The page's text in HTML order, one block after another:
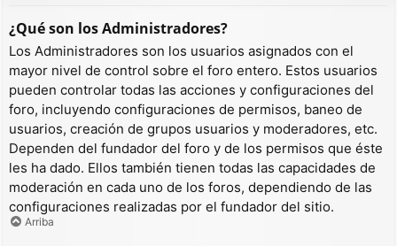
¿Qué son los Administradores?
Los Administradores son los usuarios asignados con el
mayor nivel de control sobre el foro entero. Estos usuarios
pueden controlar todas las acciones y configuraciones del
foro, incluyendo configuraciones de permisos, baneo de
usuarios, creación de grupos usuarios y moderadores, etc.
Dependen del fundador del foro y de los permisos que éste
les ha dado. Ellos también tienen todas las capacidades de
moderación en cada uno de los foros, dependiendo de las
configuraciones realizadas por el fundador del sitio.
Arriba